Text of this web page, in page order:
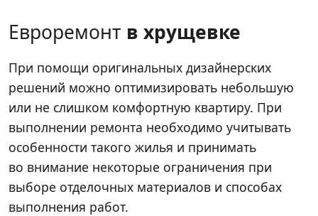
Евроремонт в хрущевке
При помощи оригинальных дизайнерских
решений можно оптимизировать небольшую
или не слишком комфортную квартиру. При
выполнении ремонта необходимо учитывать
особенности такого жилья и принимать
во внимание некоторые ограничения при
выборе отделочных материалов и способах
выполнения работ.